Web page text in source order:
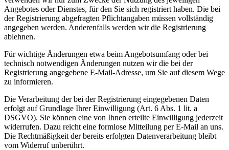
Angebotes oder Dienstes, für den Sie sich registriert haben. Die bei
der Registrierung abgefragten Pflichtangaben müssen vollständig
angegeben werden. Anderenfalls werden wir die Registrierung
ablehnen.
Für wichtige Änderungen etwa beim Angebotsumfang oder bei
technisch notwendigen Änderungen nutzen wir die bei der
Registrierung angegebene E-Mail-Adresse, um Sie auf diesem Wege
zu informieren.
Die Verarbeitung der bei der Registrierung eingegebenen Daten
erfolgt auf Grundlage Ihrer Einwilligung (Art. 6 Abs. 1 lit. a
DSGVO). Sie können eine von Ihnen erteilte Einwilligung jederzeit
widerrufen. Dazu reicht eine formlose Mitteilung per E-Mail an uns.
Die Rechtmäßigkeit der bereits erfolgten Datenverarbeitung bleibt
vom Widerruf unberührt.